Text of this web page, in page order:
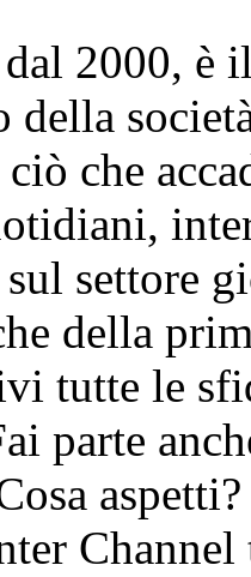
2000, è
della
che
settore
della
tutte le
parte
Channel